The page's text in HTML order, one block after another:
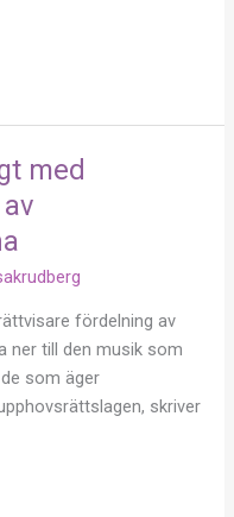
med
fördelning av
ner till den musik som
som äger
skriver